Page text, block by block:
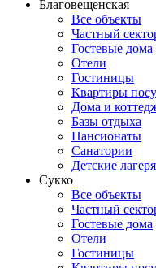
Благовещенская
Все объекты
Частный
Гостевые дома
Отели
Гостиницы
Квартиры
Дома и
Базы отдыха
Пансионаты
Санатории
Детские лагеря
Сукко
Все объекты
Частный
Гостевые дома
Отели
Гостиницы